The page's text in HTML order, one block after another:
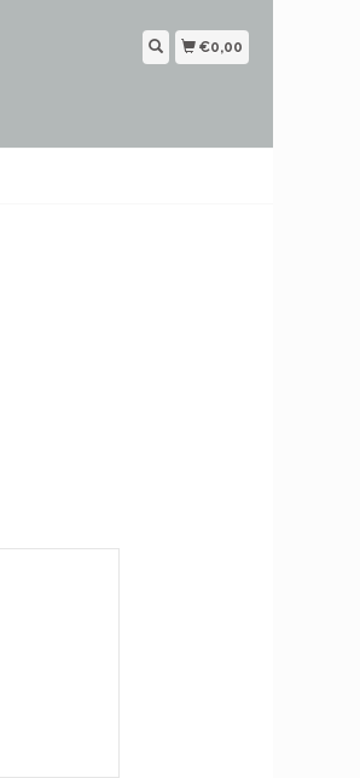
€0,00